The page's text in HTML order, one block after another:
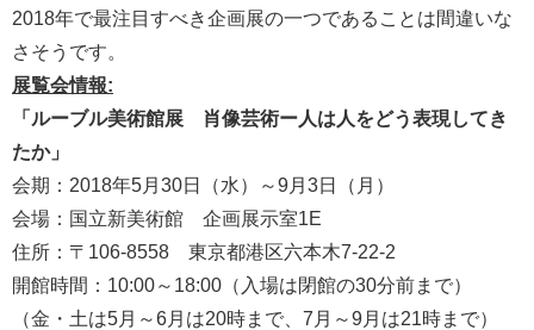
2018年で最注目すべき企画展の一つであることは間違いな
さそうです。
展覧会情報:
「ルーブル美術館展 肖像芸術ー人は人をどう表現してき
たか」
会期：2018年5月30日（水）～9月3日（月）
会場：国立新美術館 企画展示室1E
住所：〒106-8558 東京都港区六本木7-22-2
開館時間：10:00～18:00（入場は閉館の30分前まで）
（金・土は5月～6月は20時まで、7月～9月は21時まで）